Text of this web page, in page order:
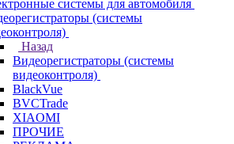
системы для автомобиля
(системы
Назад
Видеорегистраторы (системы
видеоконтроля)
BlackVue
BVCTrade
XIAOMI
ПРОЧИЕ